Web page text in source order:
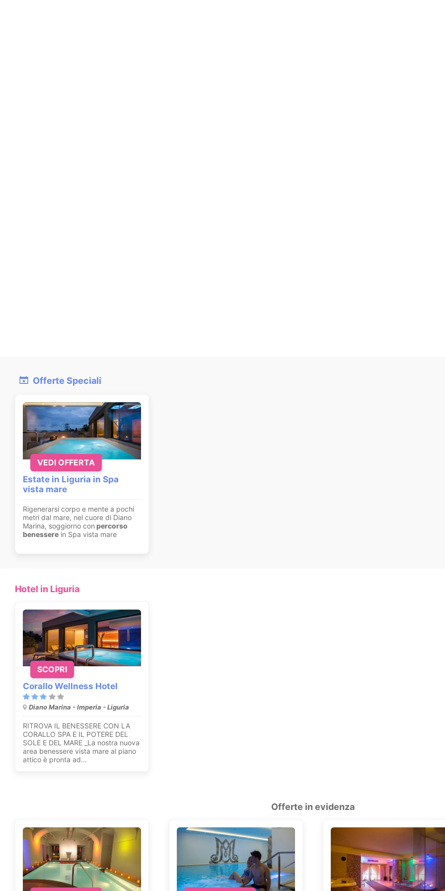
Offerte Speciali
Estate in Liguria in Spa
vista mare
Rigenerarsi corpo e mente a pochi
metri dal mare, nel cuore di Diano
Marina, soggiorno con percorso
benessere in Spa vista mare
VEDI OFFERTA
Hotel in Liguria
Corallo Wellness Hotel
Diano Marina - Imperia - Liguria
RITROVA IL BENESSERE CON LA
CORALLO SPA E IL POTERE DEL
SOLE E DEL MARE _La nostra nuova
area benessere vista mare al piano
attico è pronta ad...
SCOPRI
Offerte in evidenza